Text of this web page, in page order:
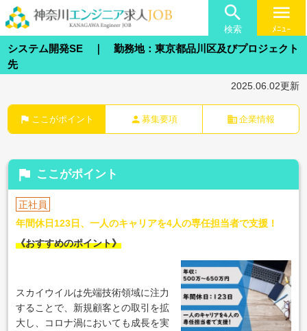

検索
menu
ﾒﾆｭｰ
システム開発SE ｜ 勤務地：東京都品川区及びプロジェクト
先
2025.06.02更新
flag ここがポイント person 募集要項 business 企業情報
flag ここがポイント
正社員
年間休日123日、一人のキャリアを4人の専任担当者で支援！
《おすすめのポイント》
スカイウイルは先端技術領域に注力
することで、新規顧客との取引を拡
大し、コロナ渦においても成長を実